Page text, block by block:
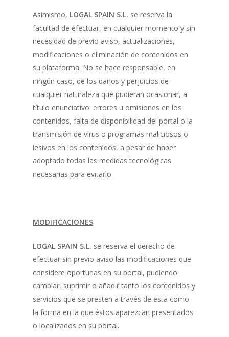
Asimismo, LOGAL SPAIN S.L. se reserva la
facultad de efectuar, en cualquier momento y sin
necesidad de previo aviso, actualizaciones,
modificaciones o eliminación de contenidos en
su plataforma. No se hace responsable, en
ningún caso, de los daños y perjuicios de
cualquier naturaleza que pudieran ocasionar, a
título enunciativo: errores u omisiones en los
contenidos, falta de disponibilidad del portal o la
transmisión de virus o programas maliciosos o
lesivos en los contenidos, a pesar de haber
adoptado todas las medidas tecnológicas
necesarias para evitarlo.
MODIFICACIONES
LOGAL SPAIN S.L. se reserva el derecho de
efectuar sin previo aviso las modificaciones que
considere oportunas en su portal, pudiendo
cambiar, suprimir o añadir tanto los contenidos y
servicios que se presten a través de esta como
la forma en la que éstos aparezcan presentados
o localizados en su portal.